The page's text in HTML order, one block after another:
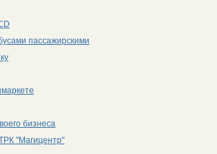
пассажирскими
бизнеса
"Магицентр"